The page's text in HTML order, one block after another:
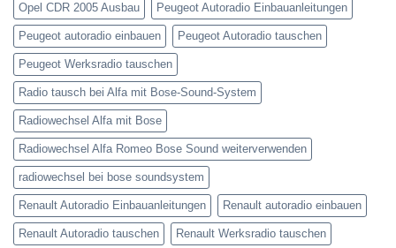
Opel CDR 2005 Ausbau Peugeot Autoradio Einbauanleitungen
Peugeot autoradio einbauen Peugeot Autoradio tauschen
Peugeot Werksradio tauschen
Radio tausch bei Alfa mit Bose-Sound-System
Radiowechsel Alfa mit Bose
Radiowechsel Alfa Romeo Bose Sound weiterverwenden
radiowechsel bei bose soundsystem‎
Renault Autoradio Einbauanleitungen Renault autoradio einbauen
Renault Autoradio tauschen Renault Werksradio tauschen